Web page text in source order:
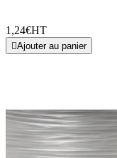
1,24€HT
Ajouter au panier